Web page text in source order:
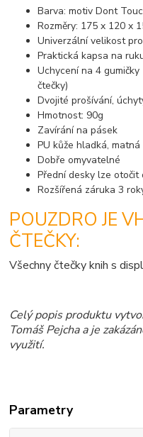
Barva: motiv Dont
Rozměry: 175 x 120 x
Univerzální velikost
Praktická kapsa na
Uchycení na 4
čtečky)
Dvojité prošívání,
Hmotnost: 90g
Zavírání na pásek
PU kůže hladká, matná
Dobře omyvatelné
Přední desky lze otočit
Rozšířená záruka 3
POUZDRO JE
ČTEČKY:
Všechny čtečky knih s
Celý popis produktu
Tomáš Pejcha a je
využití.
Parametry